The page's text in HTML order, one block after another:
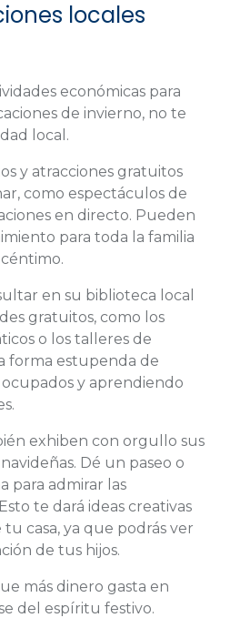
locales
económicas para
de invierno, no te
local.
y atracciones gratuitos
como espectáculos de
en directo. Pueden
para toda la familia
en su biblioteca local
gratuitos, como los
o los talleres de
forma estupenda de
y aprendiendo
exhiben con orgullo sus
Dé un paseo o
para admirar las
te dará ideas creativas
casa, ya que podrás ver
de tus hijos.
más dinero gasta en
del espíritu festivo.